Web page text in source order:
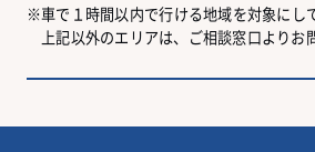
車で１時間以内で行ける地域を対象にし
上記以外のエリアは、ご相談窓口よりお